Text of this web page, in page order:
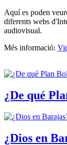
Aquí es poden
diferents webs
audiovisual.
Més informació:
¿De qué
¿Dios en